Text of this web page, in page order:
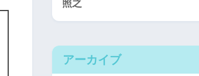
照之
アーカイブ